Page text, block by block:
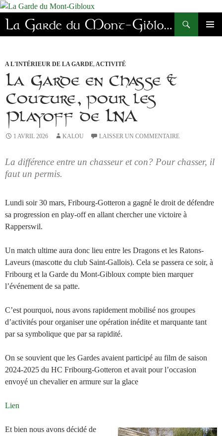
Aller
au
contenu
La Garde du Mont-Gibloux
Recherche
A L'INTÉRIEUR DE LA GARDE,ACTIVITÉ
La Garde en Chasse &
Couture, pour les
Playoff de LNA
1 AVRIL 2026 KALOU LAISSER UN COMMENTAIRE
La différence entre un chasseur et con? Pour chasser, il
faut un permis.
Lundi soir 30 mars, Fribourg-Gotteron a gagné le droit de défendre
sa progression en play-off en allant chercher une victoire à
Rapperswil.
Un match ultime aura donc lieu entre les Dragons et les Ratons-
Laveurs (mascotte du club Saint-Gallois). Cela se passera ce soir, à
Fribourg et la Garde du Mont-Gibloux compte bien marquer
l’événement de sa patte.
C’est pourquoi, nous avons rapidement mobilisé nos groupes
d’activités pour organiser une opération inédite et marquante tant
par sa symbolique que par sa rapidité.
On se souvient que les Gardes avaient participé au film de saison
2024-2025 du HC Fribourg-Gotteron et avait pour l’occasion
envoyé un chevalier en armure sur la glace
Lien
Et bien nous avons décidé de